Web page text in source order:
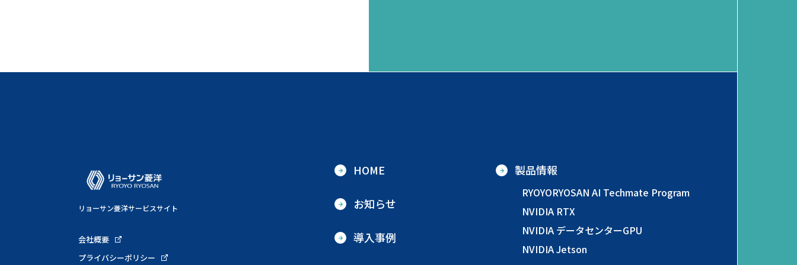
リョーサン菱洋サービスサイト
会社概要
プライバシーポリシー
HOME
お知らせ
導入事例
製品情報
RYOYORYOSAN AI Techmate Program
NVIDIA RTX
NVIDIA データセンターGPU
NVIDIA Jetson